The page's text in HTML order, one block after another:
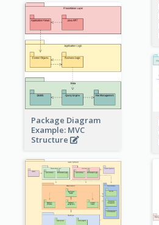
Package Diagram
Example: MVC
Structure